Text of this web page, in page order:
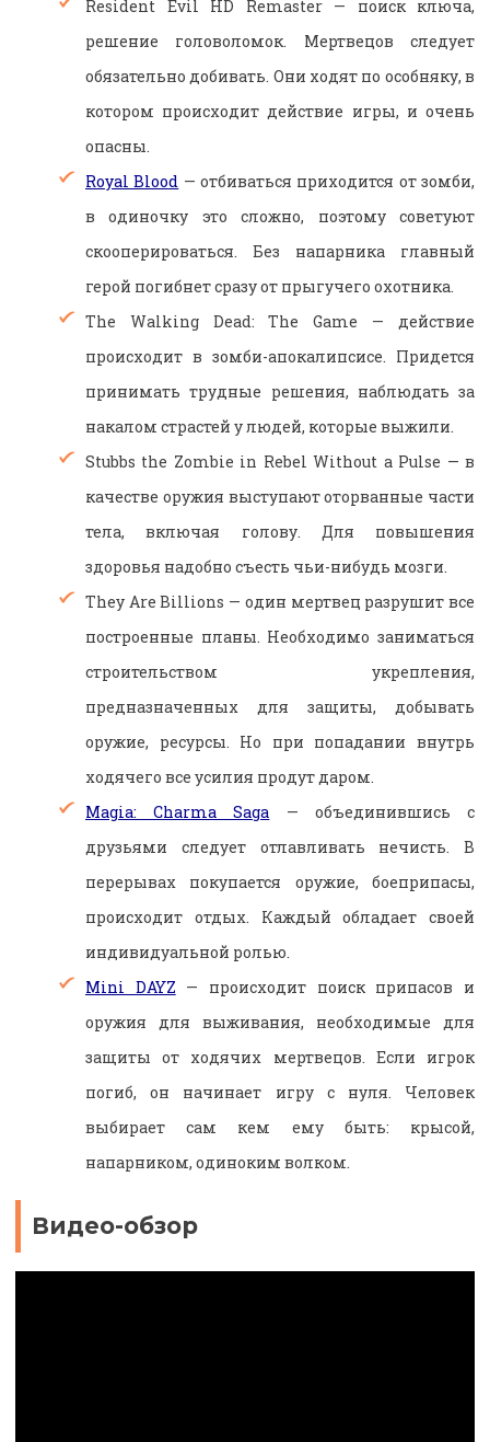
Resident Evil HD Remaster — поиск ключа,
решение головоломок. Мертвецов следует
обязательно добивать. Они ходят по особняку, в
котором происходит действие игры, и очень
опасны.
Royal Blood — отбиваться приходится от зомби,
в одиночку это сложно, поэтому советуют
скооперироваться. Без напарника главный
герой погибнет сразу от прыгучего охотника.
The Walking Dead: The Game — действие
происходит в зомби-апокалипсисе. Придется
принимать трудные решения, наблюдать за
накалом страстей у людей, которые выжили.
Stubbs the Zombie in Rebel Without a Pulse — в
качестве оружия выступают оторванные части
тела, включая голову. Для повышения
здоровья надобно съесть чьи-нибудь мозги.
They Are Billions — один мертвец разрушит все
построенные планы. Необходимо заниматься
строительством укрепления,
предназначенных для защиты, добывать
оружие, ресурсы. Но при попадании внутрь
ходячего все усилия продут даром.
Magia: Charma Saga — объединившись с
друзьями следует отлавливать нечисть. В
перерывах покупается оружие, боеприпасы,
происходит отдых. Каждый обладает своей
индивидуальной ролью.
Mini DAYZ — происходит поиск припасов и
оружия для выживания, необходимые для
защиты от ходячих мертвецов. Если игрок
погиб, он начинает игру с нуля. Человек
выбирает сам кем ему быть: крысой,
напарником, одиноким волком.
Видео-обзор